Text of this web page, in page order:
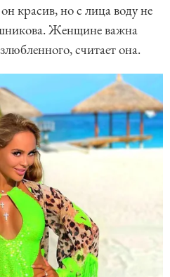
красив, но с лица воду не
Женщине важна
считает она.